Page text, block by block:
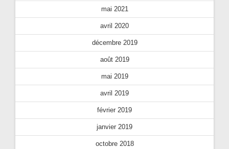
mai 2021
avril 2020
décembre 2019
août 2019
mai 2019
avril 2019
février 2019
janvier 2019
octobre 2018